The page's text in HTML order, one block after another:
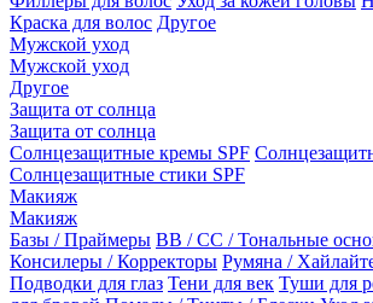
Краска для волос Другое
Мужской уход
Мужской уход
Другое
Защита от солнца
Защита от солнца
Солнцезащитные кремы SPF
Солнцезащитные стики SPF
Макияж
Макияж
Базы / Праймеры BB / CC / Тональные
Консилеры / Корректоры Румяна /
Подводки для глаз Тени для век Туши для